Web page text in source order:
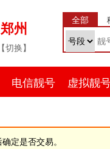
郑州
【切换】
全部
电信靓号 虚拟靓
定是否交易。